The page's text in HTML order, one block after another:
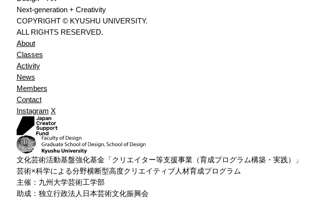
Next-generation + Creativity
COPYRIGHT © KYUSHU UNIVERSITY.
ALL RIGHTS RESERVED.
About
Classes
Activity
News
Members
Contact
Instagram X
文化芸術活動基盤強化基金「クリエイター等支援事業（育成プログラム構築・実践）」
芸術×科学による分野横断型高度クリエイティブ人材育成プログラム
主催：九州大学芸術工学部
助成：独立行政法人日本芸術文化振興会